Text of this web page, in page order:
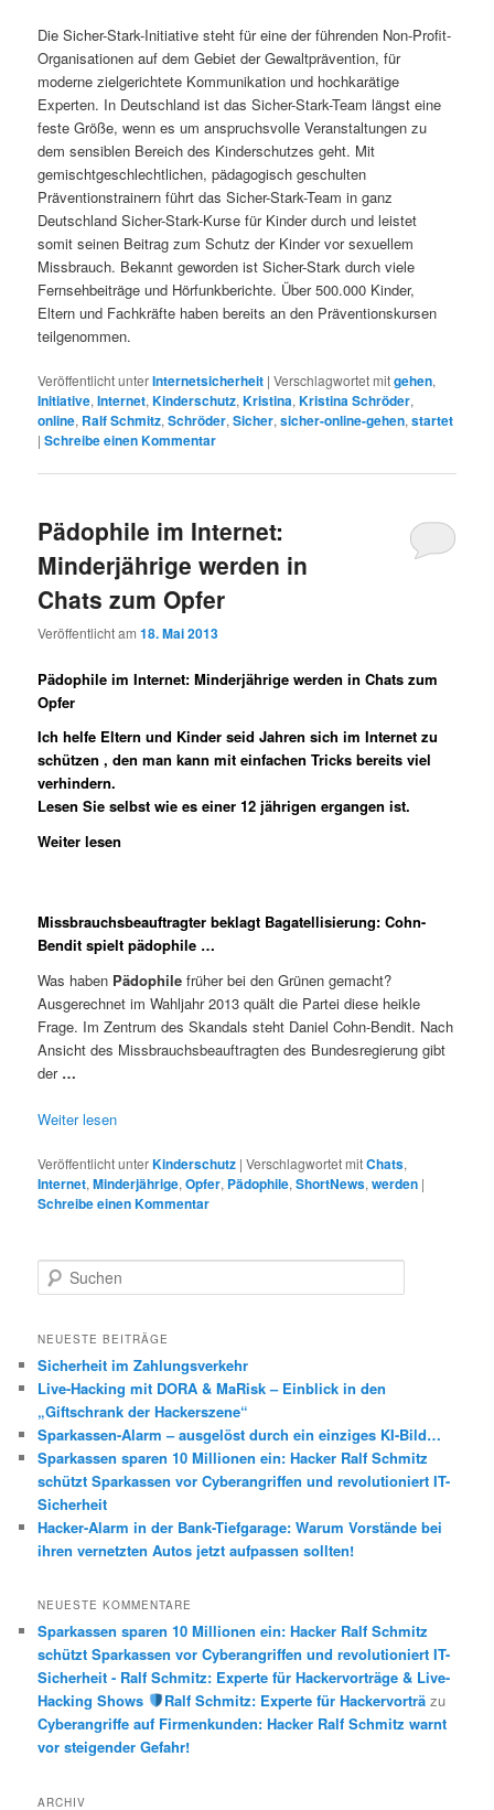
Die Sicher-Stark-Initiative steht für eine der führenden Non-Profit-
Organisationen auf dem Gebiet der Gewaltprävention, für
moderne zielgerichtete Kommunikation und hochkarätige
Experten. In Deutschland ist das Sicher-Stark-Team längst eine
feste Größe, wenn es um anspruchsvolle Veranstaltungen zu
dem sensiblen Bereich des Kinderschutzes geht. Mit
gemischtgeschlechtlichen, pädagogisch geschulten
Präventionstrainern führt das Sicher-Stark-Team in ganz
Deutschland Sicher-Stark-Kurse für Kinder durch und leistet
somit seinen Beitrag zum Schutz der Kinder vor sexuellem
Missbrauch. Bekannt geworden ist Sicher-Stark durch viele
Fernsehbeiträge und Hörfunkberichte. Über 500.000 Kinder,
Eltern und Fachkräfte haben bereits an den Präventionskursen
teilgenommen.
Veröffentlicht unterInternetsicherheit |Verschlagwortet mitgehen,
Initiative,Internet,Kinderschutz,Kristina,Kristina Schröder,
online, Ralf Schmitz,Schröder,Sicher,sicher-online-gehen,startet
|Schreibe einen Kommentar
Pädophile im Internet:
Minderjährige werden in
Chats zum Opfer
Veröffentlicht am18. Mai 2013
Pädophile im Internet: Minderjährige werden in Chats zum
Opfer
Ich helfe Eltern und Kinder seid Jahren sich im Internet zu
schützen , den man kann mit einfachen Tricks bereits viel
verhindern.
Lesen Sie selbst wie es einer 12 jährigen ergangen ist.
Weiter lesen
Missbrauchsbeauftragter beklagt Bagatellisierung: Cohn-
Bendit spielt pädophile …
Was haben Pädophile früher bei den Grünen gemacht?
Ausgerechnet im Wahljahr 2013 quält die Partei diese heikle
Frage. Im Zentrum des Skandals steht Daniel Cohn-Bendit. Nach
Ansicht des Missbrauchsbeauftragten des Bundesregierung gibt
der …
Weiter lesen
Veröffentlicht unterKinderschutz |Verschlagwortet mitChats,
Internet,Minderjährige,Opfer, Pädophile,ShortNews,werden |
Schreibe einen Kommentar
u
h
n
NEUESTE BEITRÄGE
Sicherheit im Zahlungsverkehr
Live-Hacking mit DORA & MaRisk – Einblick in den
„Giftschrank der Hackerszene“
Sparkassen-Alarm – ausgelöst durch ein einziges KI-Bild…
Sparkassen sparen 10 Millionen ein: Hacker Ralf Schmitz
schützt Sparkassen vor Cyberangriffen und revolutioniert IT-
Sicherheit
Hacker-Alarm in der Bank-Tiefgarage: Warum Vorstände bei
ihren vernetzten Autos jetzt aufpassen sollten!
NEUESTE KOMMENTARE
Sparkassen sparen 10 Millionen ein: Hacker Ralf Schmitz
schützt Sparkassen vor Cyberangriffen und revolutioniert IT-
Sicherheit - Ralf Schmitz: Experte für Hackervorträge & Live-
Hacking Shows
Ralf Schmitz: Experte für Hackervorträzu
Cyberangriffe auf Firmenkunden: Hacker Ralf Schmitz warnt
vor steigender Gefahr!
ARCHIV